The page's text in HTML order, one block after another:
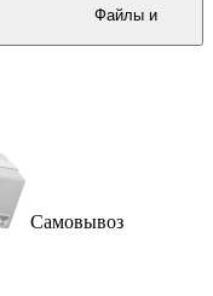
Самовывоз